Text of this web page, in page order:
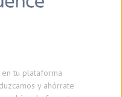
tu plataforma
y ahórrate